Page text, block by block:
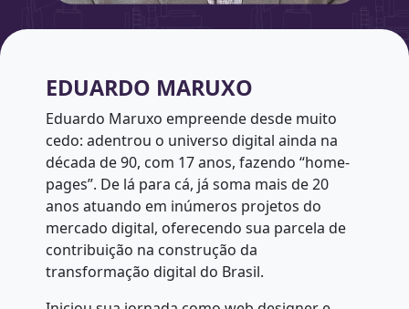
EDUARDO MARUXO
Eduardo Maruxo empreende desde muito
cedo: adentrou o universo digital ainda na
década de 90, com 17 anos, fazendo “home-
pages”. De lá para cá, já soma mais de 20
anos atuando em inúmeros projetos do
mercado digital, oferecendo sua parcela de
contribuição na construção da
transformação digital do Brasil.